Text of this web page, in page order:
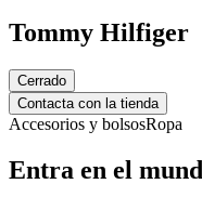
Tommy Hilfiger
Cerrado
Contacta con la tienda
Accesorios y bolsosRopa
Entra en el